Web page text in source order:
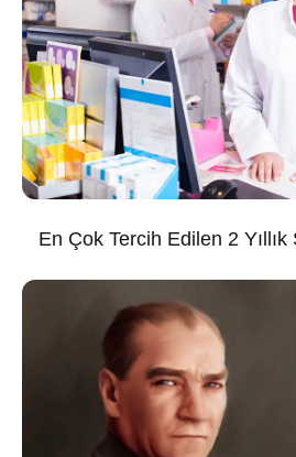
En Çok Tercih Edilen 2 Yıllık